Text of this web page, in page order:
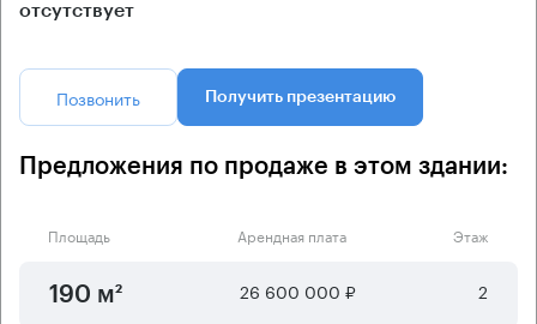
отсутствует
Позвонить Получить презентацию
Предложения по продаже в этом здании:
Площадь Арендная плата Этаж
190 м² 26 600 000 ₽ 2